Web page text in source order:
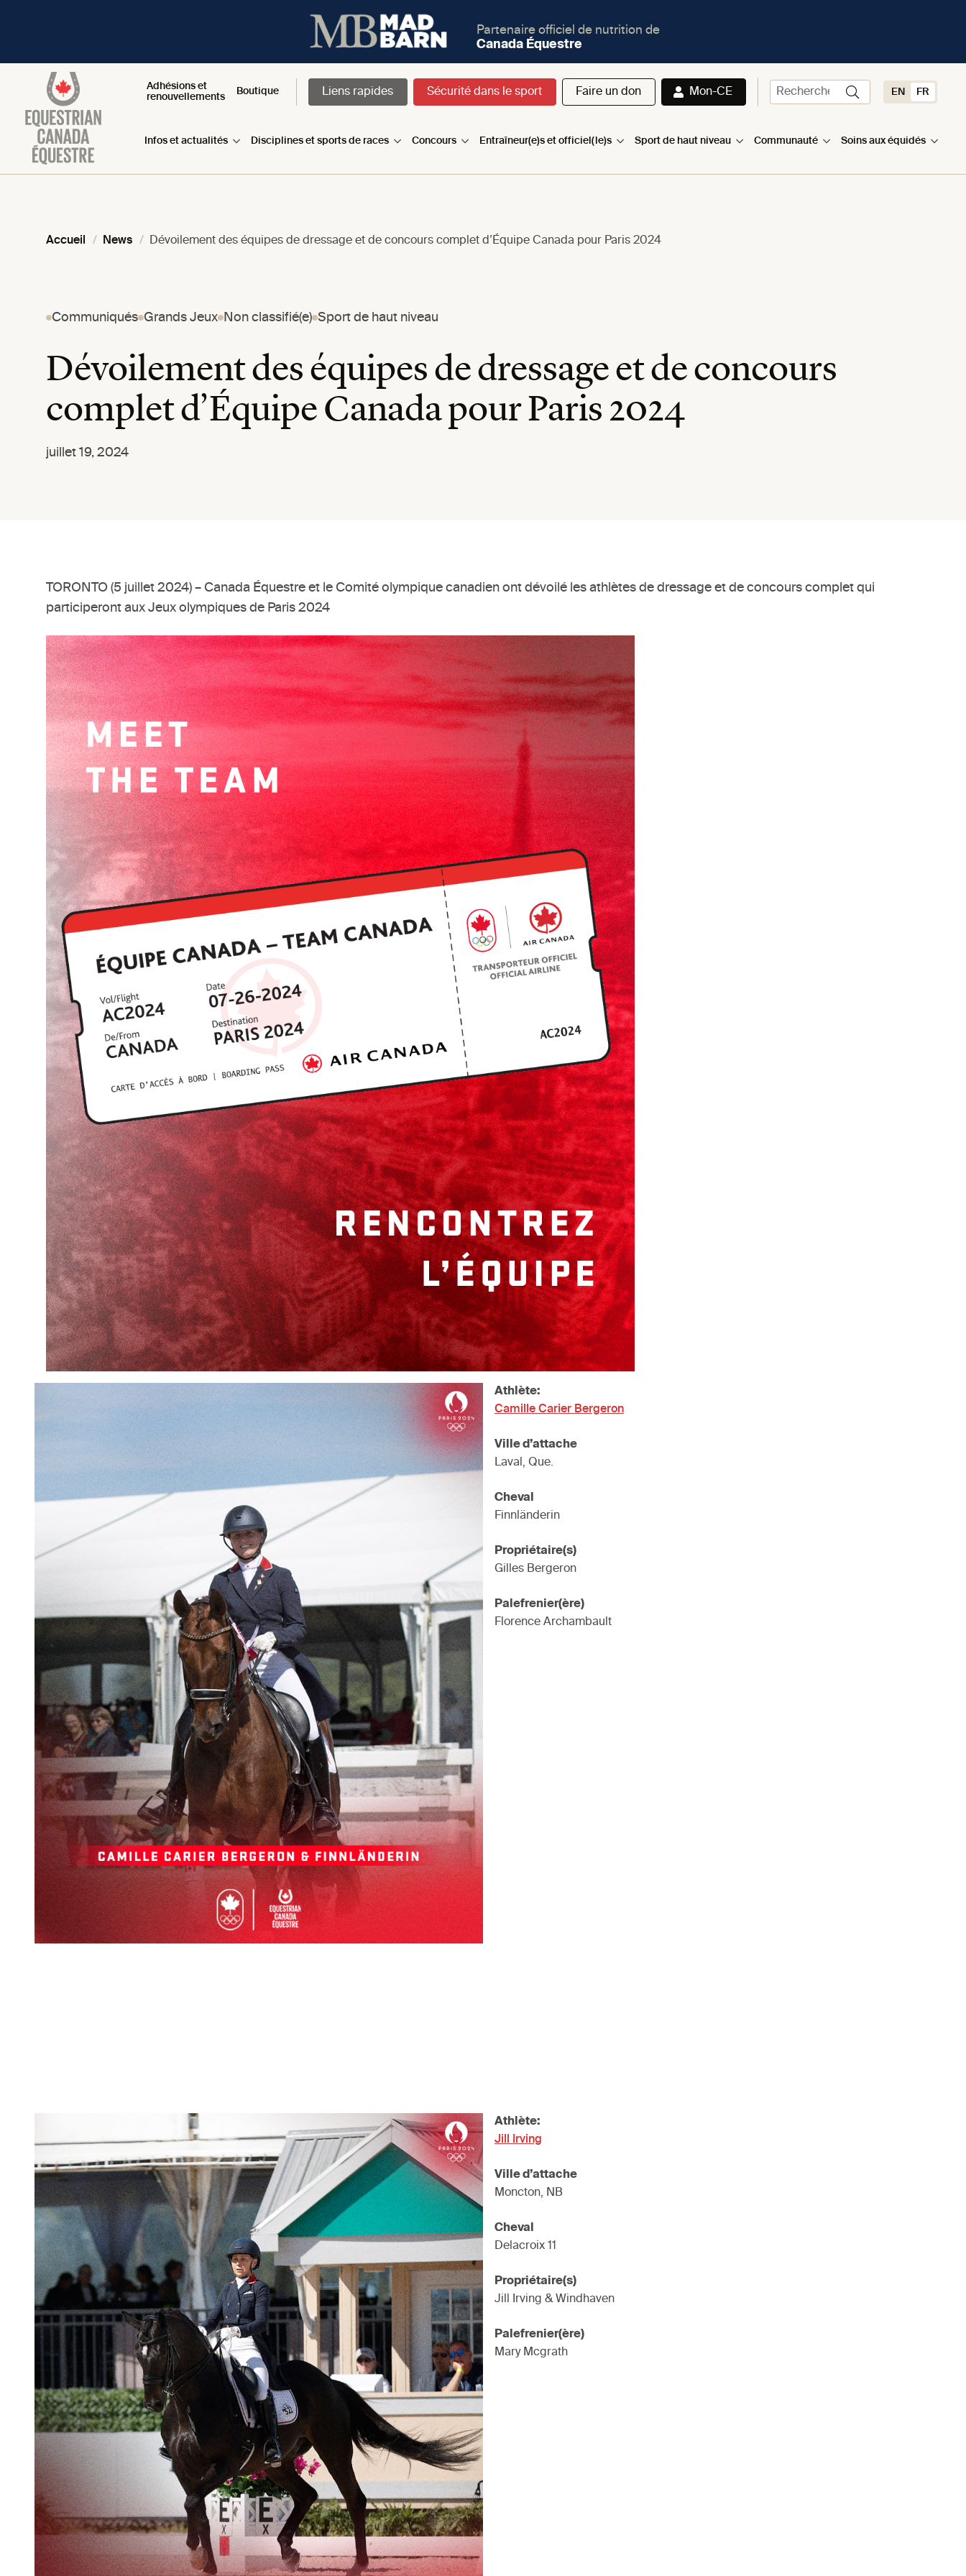
Partenaire officiel de nutrition de
Canada Équestre
Adhésions et
renouvellements
Boutique Liens rapides Sécurité dans le sport Faire un don Mon-CE EN FR
Infos et actualités Disciplines et sports de races Concours Entraîneur(e)s et officiel(le)s Sport de haut niveau Communauté Soins aux équidés
Accueil News Dévoilement des équipes de dressage et de concours complet d’Équipe Canada pour Paris 2024
Communiqués Grands Jeux Non classifié(e) Sport de haut niveau
Dévoilement des équipes de dressage et de concours
complet d’Équipe Canada pour Paris 2024
juillet 19, 2024
TORONTO (5 juillet 2024) – Canada Équestre et le Comité olympique canadien ont dévoilé les athlètes de dressage et de concours complet qui
participeront aux Jeux olympiques de Paris 2024
Athlète:
Camille Carier Bergeron
Ville d’attache
Laval, Que.
Cheval
Finnländerin
Propriétaire(s)
Gilles Bergeron
Palefrenier(ère)
Florence Archambault
Athlète:
Jill Irving
Ville d’attache
Moncton, NB
Cheval
Delacroix 11
Propriétaire(s)
Jill Irving & Windhaven
Palefrenier(ère)
Mary Mcgrath